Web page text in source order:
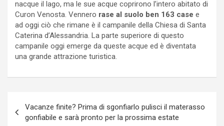
nacque il lago, ma le sue acque coprirono l’intero abitato di
Curon Venosta. Vennero rase al suolo ben 163 case e
ad oggi ciò che rimane è il campanile della Chiesa di Santa
Caterina d’Alessandria. La parte superiore di questo
campanile oggi emerge da queste acque ed è diventata
una grande attrazione turistica.
articoli
Vacanze finite? Prima di sgonfiarlo pulisci il materasso
gonfiabile e sarà pronto per la prossima estate